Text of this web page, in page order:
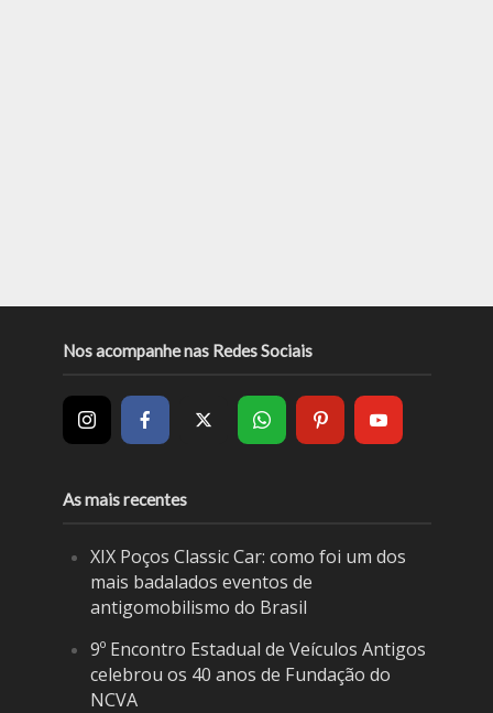
Nos acompanhe nas Redes Sociais
As mais recentes
XIX Poços Classic Car: como foi um dos
mais badalados eventos de
antigomobilismo do Brasil
9º Encontro Estadual de Veículos Antigos
celebrou os 40 anos de Fundação do
NCVA